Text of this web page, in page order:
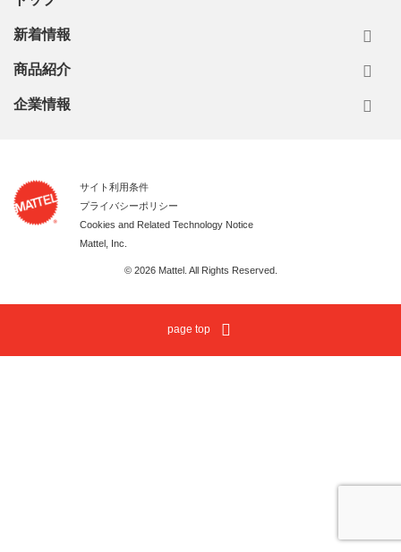
新着情報
商品紹介
企業情報
サイト利用条件
プライバシーポリシー
Cookies and Related Technology Notice
Mattel, Inc.
© 2026 Mattel. All Rights Reserved.
page top